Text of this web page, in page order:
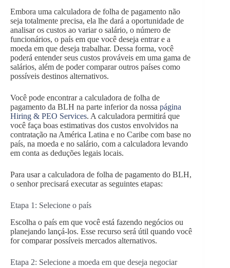
Embora uma calculadora de folha de pagamento não
seja totalmente precisa, ela lhe dará a oportunidade de
analisar os custos ao variar o salário, o número de
funcionários, o país em que você deseja entrar e a
moeda em que deseja trabalhar. Dessa forma, você
poderá entender seus custos prováveis em uma gama de
salários, além de poder comparar outros países como
possíveis destinos alternativos.
Você pode encontrar a calculadora de folha de
pagamento da BLH na parte inferior da nossa página
Hiring & PEO Services. A calculadora permitirá que
você faça boas estimativas dos custos envolvidos na
contratação na América Latina e no Caribe com base no
país, na moeda e no salário, com a calculadora levando
em conta as deduções legais locais.
Para usar a calculadora de folha de pagamento do BLH,
o senhor precisará executar as seguintes etapas:
Etapa 1: Selecione o país
Escolha o país em que você está fazendo negócios ou
planejando lançá-los. Esse recurso será útil quando você
for comparar possíveis mercados alternativos.
Etapa 2: Selecione a moeda em que deseja negociar